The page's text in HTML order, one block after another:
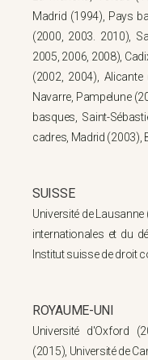
Madrid (1994), Pays
(2000, 2003. 2010),
2005, 2006, 2008),
(2002, 2004),
Navarre, Pampelune
basques, Saint-
cadres, Madrid (2003),
SUISSE
Université de
internationales et du
Institut suisse de droit
ROYAUME-UNI
Université d'Oxford
(2015), Université de